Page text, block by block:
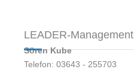
LEADER-Management
Sören Kube
Telefon: 03643 - 255703